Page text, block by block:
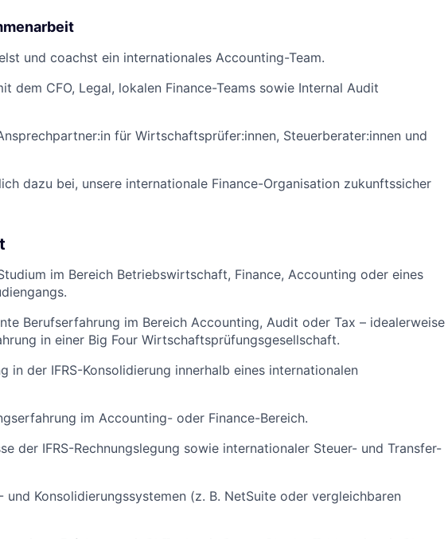
und coachst ein internationales Accounting-Team.
dem CFO, Legal, lokalen Finance-Teams sowie Internal Audit
für Wirtschaftsprüfer:innen, Steuerberater:innen und
dazu bei, unsere internationale Finance-Organisation zukunftssicher
im Bereich Betriebswirtschaft, Finance, Accounting oder eines
Berufserfahrung im Bereich Accounting, Audit oder Tax – idealerweise
in einer Big Four Wirtschaftsprüfungsgesellschaft.
in der IFRS-Konsolidierung innerhalb eines internationalen
im Accounting- oder Finance-Bereich.
der IFRS-Rechnungslegung sowie internationaler Steuer- und Transfer-
und Konsolidierungssystemen (z. B. NetSuite oder vergleichbaren